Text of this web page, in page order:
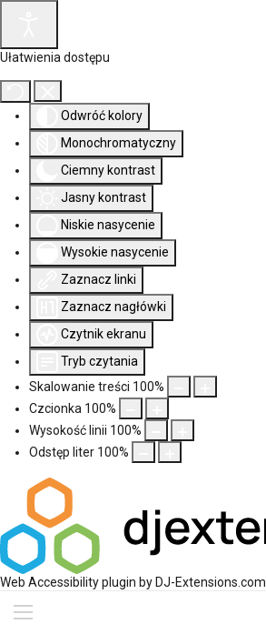
Ułatwienia dostępu
Odwróć kolory
Monochromatyczny
Ciemny kontrast
Jasny kontrast
Niskie nasycenie
Wysokie nasycenie
Zaznacz linki
Zaznacz nagłówki
Czytnik ekranu
Tryb czytania
Skalowanie treści 100%
Czcionka 100%
Wysokość linii 100%
Odstęp liter 100%
Web Accessibility plugin by DJ-Extensions.com